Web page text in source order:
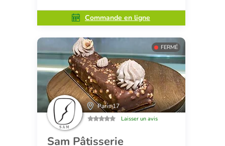
Commande en ligne
FERMÉ
Paris 17
Laisser un avis
Sam Pâtisserie